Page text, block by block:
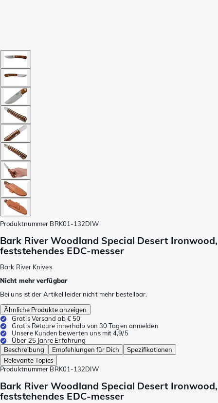
Produktnummer BRK01-132DIW
Bark River Woodland Special Desert Ironwood,
feststehendes EDC-messer
Bark River Knives
Nicht mehr verfügbar
Bei uns ist der Artikel leider nicht mehr bestellbar.
Ähnliche Produkte anzeigen
Gratis Versand ab € 50
Gratis Retoure innerhalb von 30 Tagen anmelden
Unsere Kunden bewerten uns mit 4,9/5
Über 25 Jahre Erfahrung
Beschreibung
Empfehlungen für Dich
Spezifikationen
Relevante Topics
Produktnummer BRK01-132DIW
Bark River Woodland Special Desert Ironwood,
feststehendes EDC-messer